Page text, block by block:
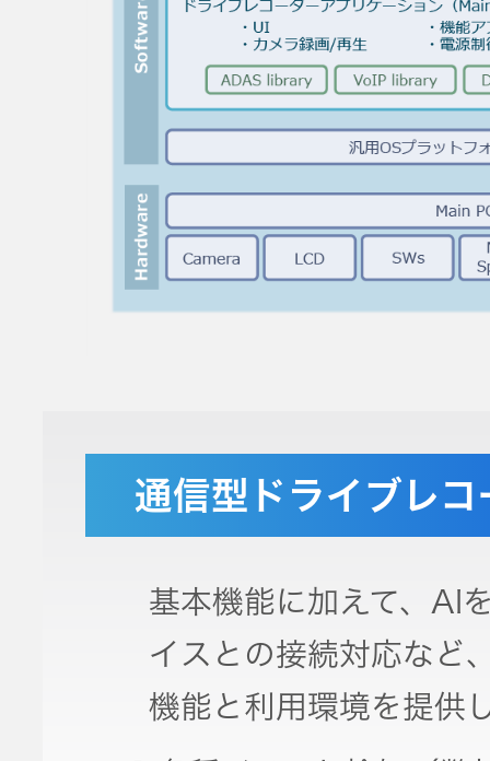
個人のお
客様 トッ
プ
通信型ドライブレコ
基本機能に加えて、AI
イスとの接続対応など
機能と利用環境を提供